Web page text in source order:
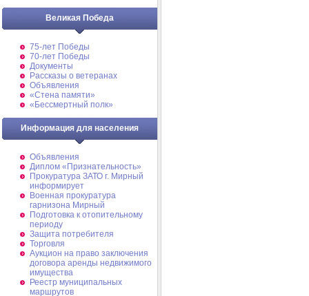
Великая Победа
75-лет Победы
70-лет Победы
Документы
Рассказы о ветеранах
Объявления
«Стена памяти»
«Бессмертный полк»
Информация для населения
Объявления
Диплом «Признательность»
Прокуратура ЗАТО г. Мирный
информирует
Военная прокуратура
гарнизона Мирный
Подготовка к отопительному
периоду
Защита потребителя
Торговля
Аукцион на право заключения
договора аренды недвижимого
имущества
Реестр муниципальных
маршрутов